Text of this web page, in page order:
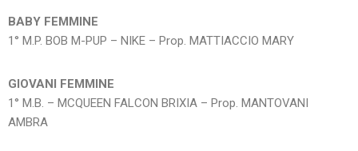
BABY FEMMINE
1° M.P. BOB M-PUP – NIKE – Prop. MATTIACCIO MARY
GIOVANI FEMMINE
1° M.B. – MCQUEEN FALCON BRIXIA – Prop. MANTOVANI
AMBRA